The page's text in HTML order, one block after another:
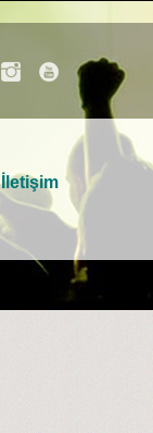
İletişim